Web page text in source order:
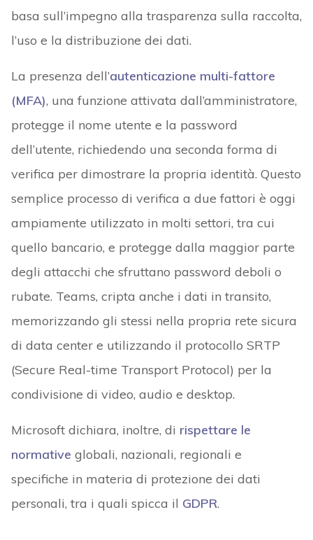
basa sull’impegno alla trasparenza sulla raccolta,
l’uso e la distribuzione dei dati.
La presenza dell’autenticazione multi-fattore
(MFA), una funzione attivata dall’amministratore,
protegge il nome utente e la password
dell’utente, richiedendo una seconda forma di
verifica per dimostrare la propria identità. Questo
semplice processo di verifica a due fattori è oggi
ampiamente utilizzato in molti settori, tra cui
quello bancario, e protegge dalla maggior parte
degli attacchi che sfruttano password deboli o
rubate. Teams, cripta anche i dati in transito,
memorizzando gli stessi nella propria rete sicura
di data center e utilizzando il protocollo SRTP
(Secure Real-time Transport Protocol) per la
condivisione di video, audio e desktop.
Microsoft dichiara, inoltre, di rispettare le
normative globali, nazionali, regionali e
specifiche in materia di protezione dei dati
personali, tra i quali spicca il GDPR.